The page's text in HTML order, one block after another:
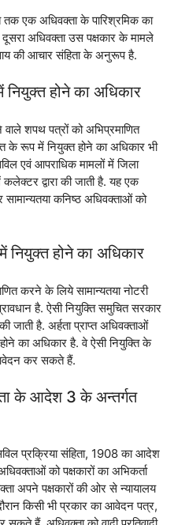
तक एक अधिवक्ता के पारिश्रमिक का
अधिवक्ता उस पक्षकार के मामले
की आचार संहिता के अनुरूप है.
होने का अधिकार
वाले शपथ पत्रों को अभिप्रमाणित
रूप में नियुक्त होने का अधिकार भी
एवं आपराधिक मामलों में जिला
कलेक्टर द्वारा की जाती है. यह एक
कनिष्ठ अधिवक्ताओं को
नियुक्त होने का अधिकार
करने के लिये सामान्यतया नोटरी
है. ऐसी नियुक्ति समुचित सरकार
जाती है. अर्हता प्राप्त अधिवक्ताओं
का अधिकार है. वे ऐसी नियुक्ति के
आवेदन कर सकते हैं.
के आदेश 3 के अन्तर्गत
प्रक्रिया संहिता, 1908 का आदेश
को पक्षकारों का अभिकर्ता
अपने पक्षकारों की ओर से न्यायालय
किसी भी प्रकार का आवेदन पत्र,